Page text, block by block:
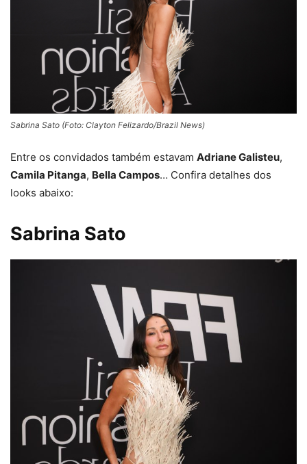
Sabrina Sato (Foto: Clayton Felizardo/Brazil News)
Entre os convidados também estavam Adriane Galisteu,
Camila Pitanga, Bella Campos… Confira detalhes dos
looks abaixo:
Sabrina Sato